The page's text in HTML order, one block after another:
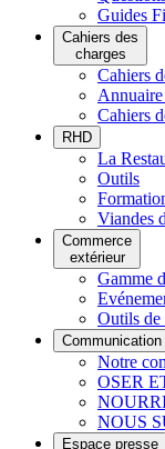
Guides
Cahiers des
charges
Cahiers
Cahiers
RHD
La
Outils
Viandes
Commerce
extérieur
Gamme
Outils de
Communication
Notre
OSER
NOUS
Espace presse